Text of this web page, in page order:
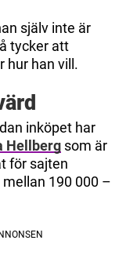
själv inte är
tycker att
hur han vill.
inköpet har
Hellberg som är
för sajten
190 000 –